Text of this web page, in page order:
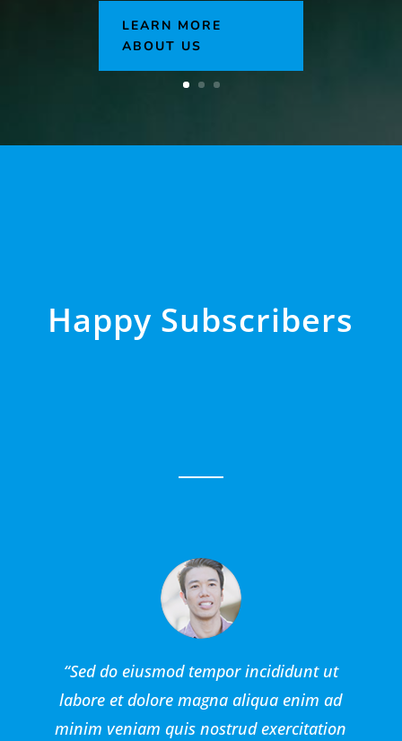
LEARN MORE
ABOUT US
Happy Subscribers
“Sed do eiusmod tempor incididunt ut
labore et dolore magna aliqua enim ad
minim veniam quis nostrud exercitation